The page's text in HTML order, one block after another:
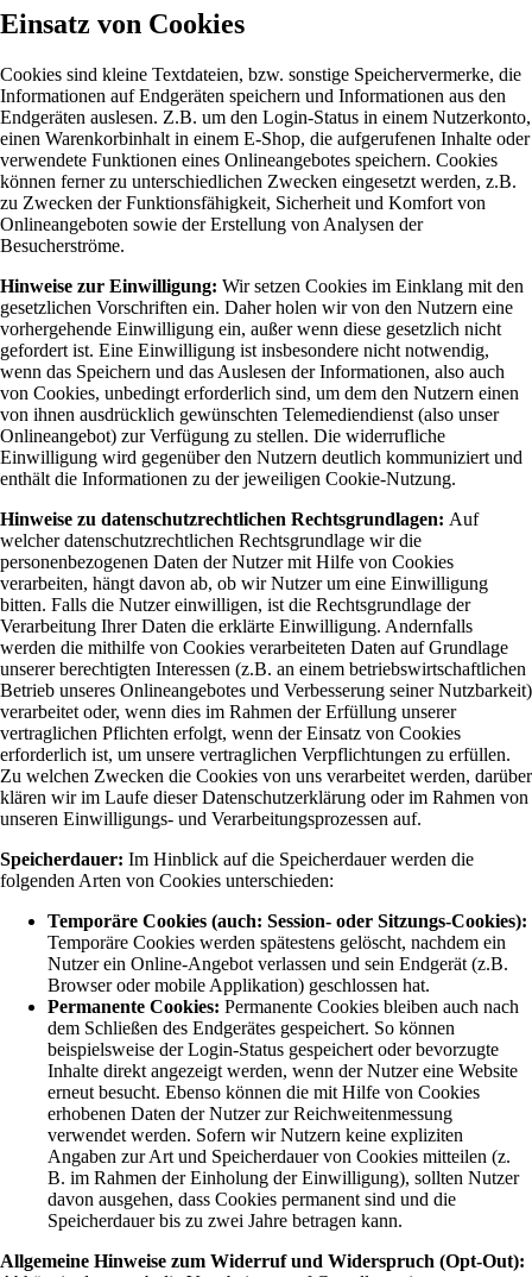
Einsatz von Cookies
Cookies sind kleine Textdateien, bzw. sonstige Speichervermerke, die
Informationen auf Endgeräten speichern und Informationen aus den
Endgeräten auslesen. Z.B. um den Login-Status in einem Nutzerkonto,
einen Warenkorbinhalt in einem E-Shop, die aufgerufenen Inhalte oder
verwendete Funktionen eines Onlineangebotes speichern. Cookies
können ferner zu unterschiedlichen Zwecken eingesetzt werden, z.B.
zu Zwecken der Funktionsfähigkeit, Sicherheit und Komfort von
Onlineangeboten sowie der Erstellung von Analysen der
Besucherströme.
Hinweise zur Einwilligung: Wir setzen Cookies im Einklang mit den
gesetzlichen Vorschriften ein. Daher holen wir von den Nutzern eine
vorhergehende Einwilligung ein, außer wenn diese gesetzlich nicht
gefordert ist. Eine Einwilligung ist insbesondere nicht notwendig,
wenn das Speichern und das Auslesen der Informationen, also auch
von Cookies, unbedingt erforderlich sind, um dem den Nutzern einen
von ihnen ausdrücklich gewünschten Telemediendienst (also unser
Onlineangebot) zur Verfügung zu stellen. Die widerrufliche
Einwilligung wird gegenüber den Nutzern deutlich kommuniziert und
enthält die Informationen zu der jeweiligen Cookie-Nutzung.
Hinweise zu datenschutzrechtlichen Rechtsgrundlagen: Auf
welcher datenschutzrechtlichen Rechtsgrundlage wir die
personenbezogenen Daten der Nutzer mit Hilfe von Cookies
verarbeiten, hängt davon ab, ob wir Nutzer um eine Einwilligung
bitten. Falls die Nutzer einwilligen, ist die Rechtsgrundlage der
Verarbeitung Ihrer Daten die erklärte Einwilligung. Andernfalls
werden die mithilfe von Cookies verarbeiteten Daten auf Grundlage
unserer berechtigten Interessen (z.B. an einem betriebswirtschaftlichen
Betrieb unseres Onlineangebotes und Verbesserung seiner Nutzbarkeit)
verarbeitet oder, wenn dies im Rahmen der Erfüllung unserer
vertraglichen Pflichten erfolgt, wenn der Einsatz von Cookies
erforderlich ist, um unsere vertraglichen Verpflichtungen zu erfüllen.
Zu welchen Zwecken die Cookies von uns verarbeitet werden, darüber
klären wir im Laufe dieser Datenschutzerklärung oder im Rahmen von
unseren Einwilligungs- und Verarbeitungsprozessen auf.
Speicherdauer: Im Hinblick auf die Speicherdauer werden die
folgenden Arten von Cookies unterschieden:
Temporäre Cookies (auch: Session- oder Sitzungs-Cookies):
Temporäre Cookies werden spätestens gelöscht, nachdem ein
Nutzer ein Online-Angebot verlassen und sein Endgerät (z.B.
Browser oder mobile Applikation) geschlossen hat.
Permanente Cookies: Permanente Cookies bleiben auch nach
dem Schließen des Endgerätes gespeichert. So können
beispielsweise der Login-Status gespeichert oder bevorzugte
Inhalte direkt angezeigt werden, wenn der Nutzer eine Website
erneut besucht. Ebenso können die mit Hilfe von Cookies
erhobenen Daten der Nutzer zur Reichweitenmessung
verwendet werden. Sofern wir Nutzern keine expliziten
Angaben zur Art und Speicherdauer von Cookies mitteilen (z.
B. im Rahmen der Einholung der Einwilligung), sollten Nutzer
davon ausgehen, dass Cookies permanent sind und die
Speicherdauer bis zu zwei Jahre betragen kann.
Allgemeine Hinweise zum Widerruf und Widerspruch (Opt-Out):